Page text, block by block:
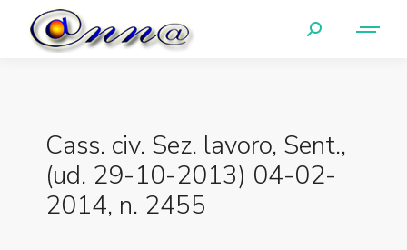
Cass. civ. Sez. lavoro, Sent.,
(ud. 29-10-2013) 04-02-
2014, n. 2455